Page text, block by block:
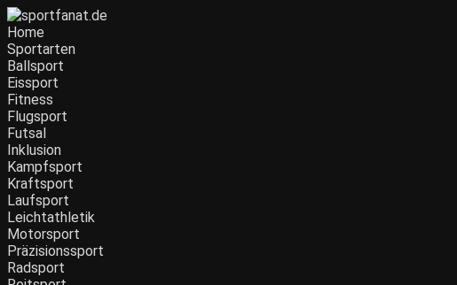
Zum
Inhalt
wechseln
Home
Sportarten
Ballsport
Eissport
Fitness
Flugsport
Futsal
Inklusion
Kampfsport
Kraftsport
Laufsport
Leichtathletik
Motorsport
Präzisionssport
Radsport